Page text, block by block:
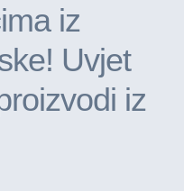
iz
Uvjet
iz